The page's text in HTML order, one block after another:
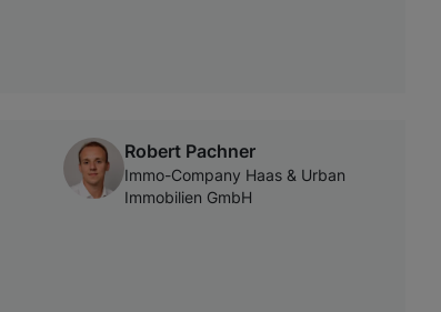
Robert Pachner
Immo-Company Haas & Urban
Immobilien GmbH